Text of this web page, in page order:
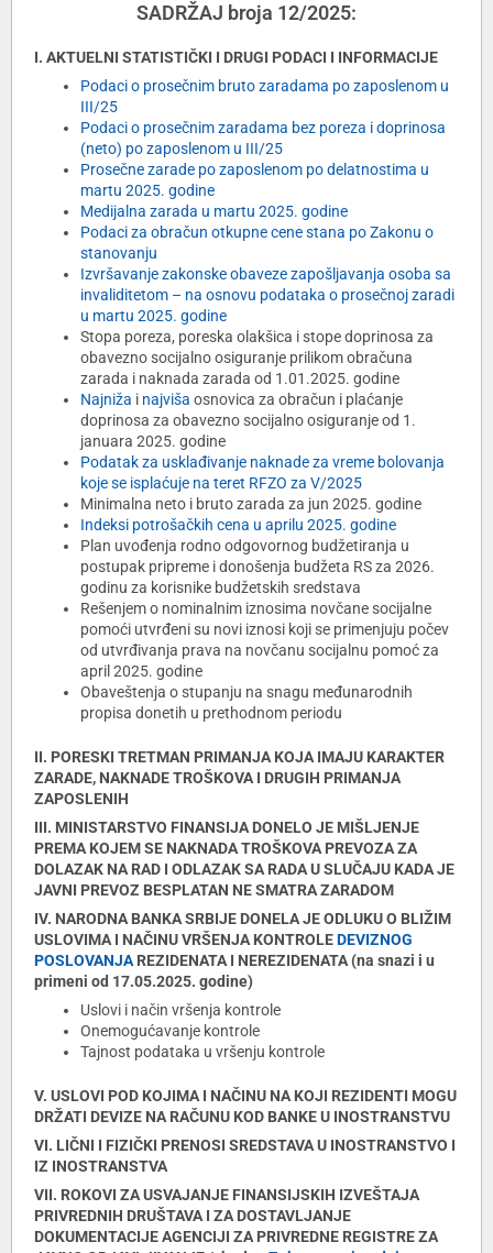
SADRŽAJ broja 12/2025:
I. AKTUELNI STATISTIČKI I DRUGI PODACI I INFORMACIJE
Podaci o prosečnim bruto zaradama po zaposlenom u
III/25
Podaci o prosečnim zaradama bez poreza i doprinosa
(neto) po zaposlenom u III/25
Prosečne zarade po zaposlenom po delatnostima u
martu 2025. godine
Medijalna zarada u martu 2025. godine
Podaci za obračun otkupne cene stana po Zakonu o
stanovanju
Izvršavanje zakonske obaveze zapošljavanja osoba sa
invaliditetom – na osnovu podataka o prosečnoj zaradi
u martu 2025. godine
Stopa poreza, poreska olakšica i stope doprinosa za
obavezno socijalno osiguranje prilikom obračuna
zarada i naknada zarada od 1.01.2025. godine
Najniža i najviša osnovica za obračun i plaćanje
doprinosa za obavezno socijalno osiguranje od 1.
januara 2025. godine
Podatak za usklađivanje naknade za vreme bolovanja
koje se isplaćuje na teret RFZO za V/2025
Minimalna neto i bruto zarada za jun 2025. godine
Indeksi potrošačkih cena u aprilu 2025. godine
Plan uvođenja rodno odgovornog budžetiranja u
postupak pripreme i donošenja budžeta RS za 2026.
godinu za korisnike budžetskih sredstava
Rešenjem o nominalnim iznosima novčane socijalne
pomoći utvrđeni su novi iznosi koji se primenjuju počev
od utvrđivanja prava na novčanu socijalnu pomoć za
april 2025. godine
Obaveštenja o stupanju na snagu međunarodnih
propisa donetih u prethodnom periodu
II. PORESKI TRETMAN PRIMANJA KOJA IMAJU KARAKTER
ZARADE, NAKNADE TROŠKOVA I DRUGIH PRIMANJA
ZAPOSLENIH
III. MINISTARSTVO FINANSIJA DONELO JE MIŠLJENJE
PREMA KOJEM SE NAKNADA TROŠKOVA PREVOZA ZA
DOLAZAK NA RAD I ODLAZAK SA RADA U SLUČAJU KADA JE
JAVNI PREVOZ BESPLATAN NE SMATRA ZARADOM
IV. NARODNA BANKA SRBIJE DONELA JE ODLUKU O BLIŽIM
USLOVIMA I NAČINU VRŠENJA KONTROLEDEVIZNOG
POSLOVANJAREZIDENATA I NEREZIDENATA (na snazi i u
primeni od 17.05.2025. godine)
Uslovi i način vršenja kontrole
Onemogućavanje kontrole
Tajnost podataka u vršenju kontrole
V. USLOVI POD KOJIMA I NAČINU NA KOJI REZIDENTI MOGU
DRŽATI DEVIZE NA RAČUNU KOD BANKE U INOSTRANSTVU
VI. LIČNI I FIZIČKI PRENOSI SREDSTAVA U INOSTRANSTVO I
IZ INOSTRANSTVA
VII. ROKOVI ZA USVAJANJE FINANSIJSKIH IZVEŠTAJA
PRIVREDNIH DRUŠTAVA I ZA DOSTAVLJANJE
DOKUMENTACIJE AGENCIJI ZA PRIVREDNE REGISTRE ZA